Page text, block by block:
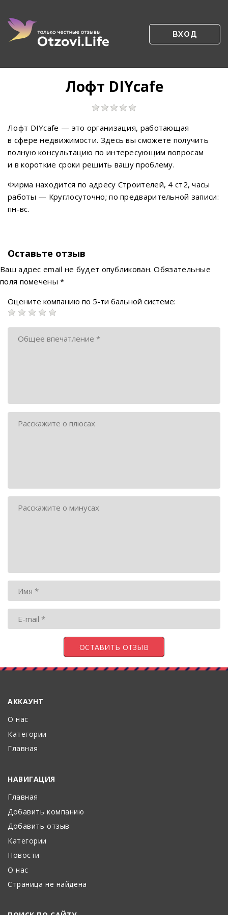
ВХОД
Лофт DIYcafe
Лофт DIYcafe — это организация, работающая
в сфере недвижимости. Здесь вы сможете получить
полную консультацию по интересующим вопросам
и в короткие сроки решить вашу проблему.
Фирма находится по адресу Строителей, 4 ст2, часы
работы — Круглосуточно; по предварительной записи:
пн-вс.
Оставьте отзыв
Ваш адрес email не будет опубликован. Обязательные
поля помечены*
Оцените компанию по 5-ти бальной системе:
АККАУНТ
О нас
Категории
Главная
НАВИГАЦИЯ
Главная
Добавить компанию
Добавить отзыв
Категории
Новости
О нас
Страница не найдена